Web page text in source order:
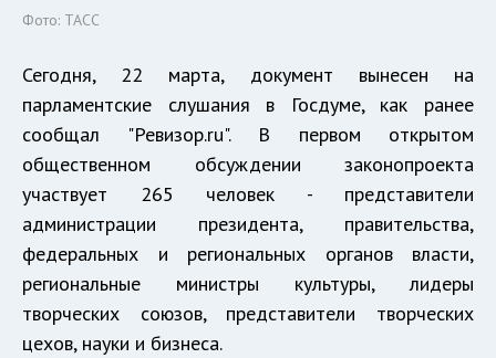
Фото: ТАСС
Сегодня, 22 марта, документ вынесен на
парламентские слушания в Госдуме, как ранее
сообщал
"Ревизор.ru". В первом открытом
общественном обсуждении законопроекта
участвует 265 человек - представители
администрации президента, правительства,
федеральных и региональных органов власти,
региональные министры культуры, лидеры
творческих союзов, представители творческих
цехов, науки и бизнеса.